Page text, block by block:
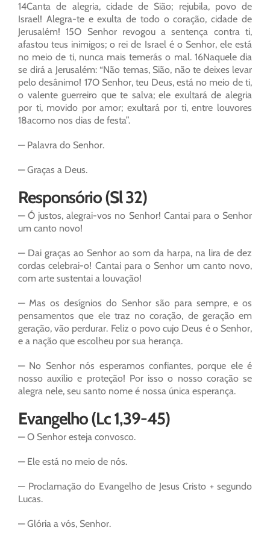
14Canta de alegria, cidade de Sião; rejubila, povo de
Israel! Alegra-te e exulta de todo o coração, cidade de
Jerusalém! 15O Senhor revogou a sentença contra ti,
afastou teus inimigos; o rei de Israel é o Senhor, ele está
no meio de ti, nunca mais temerás o mal. 16Naquele dia
se dirá a Jerusalém: “Não temas, Sião, não te deixes levar
pelo desânimo! 17O Senhor, teu Deus, está no meio de ti,
o valente guerreiro que te salva; ele exultará de alegria
por ti, movido por amor; exultará por ti, entre louvores
18acomo nos dias de festa”.
— Palavra do Senhor.
— Graças a Deus.
Responsório (Sl 32)
— Ó justos, alegrai-vos no Senhor! Cantai para o Senhor
um canto novo!
— Dai graças ao Senhor ao som da harpa, na lira de dez
cordas celebrai-o! Cantai para o Senhor um canto novo,
com arte sustentai a louvação!
— Mas os desígnios do Senhor são para sempre, e os
pensamentos que ele traz no coração, de geração em
geração, vão perdurar. Feliz o povo cujo Deus é o Senhor,
e a nação que escolheu por sua herança.
— No Senhor nós esperamos confiantes, porque ele é
nosso auxílio e proteção! Por isso o nosso coração se
alegra nele, seu santo nome é nossa única esperança.
Evangelho (Lc 1,39-45)
— O Senhor esteja convosco.
— Ele está no meio de nós.
— Proclamação do Evangelho de Jesus Cristo + segundo
Lucas.
— Glória a vós, Senhor.